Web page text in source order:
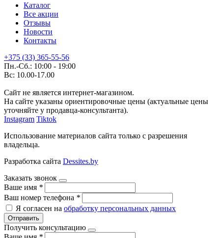
Каталог
Все акции
Отзывы
Новости
Контакты
+375 (33) 365-55-56
Пн.-Сб.: 10:00 - 19:00
Вс: 10.00-17.00
Сайт не является интернет-магазином.
На сайте указаны ориентировочные цены (актуальные цены
уточняйте у продавца-консультанта).
Instagram Tiktok
Использование материалов сайта только с разрешения
владельца.
Разработка сайта Dessites.by
Заказать звонок
Ваше имя *
Ваш номер телефона *
Я согласен на обработку персональных данных
Отправить
Получить консультацию